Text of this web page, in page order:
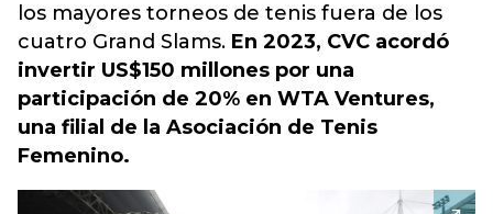
los mayores torneos de tenis fuera de los
cuatro Grand Slams. En 2023, CVC acordó
invertir US$150 millones por una
participación de 20% en WTA Ventures,
una filial de la Asociación de Tenis
Femenino.